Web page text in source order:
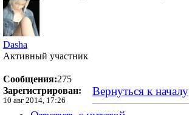
Dasha
Активный участник
Сообщения:275
Зарегистрирован:
10 авг 2014, 17:26
Вернуться к началу